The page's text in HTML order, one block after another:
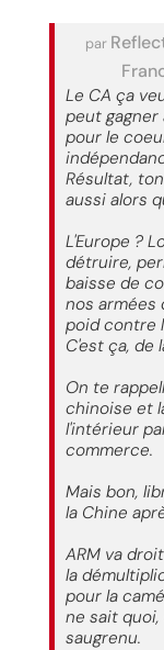
par
Le CA ça
peut
pour le
Résultat,
aussi alors
L'Europe ?
détruire,
baisse de
nos armées
poid contre
C'est ça, de
On te
chinoise et
l'intérieur
commerce.
Mais bon,
la Chine
ARM va
la
pour la
ne sait
saugrenu.